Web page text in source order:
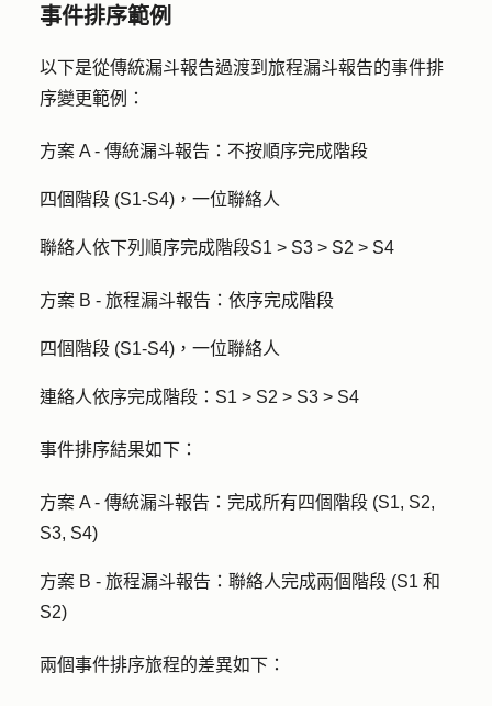
事件排序範例
以下是從傳統漏斗報告過渡到旅程漏斗報告的事件排
序變更範例：
方案 A - 傳統漏斗報告： 不按順序完成階段
四個階段 (S1-S4)，一位聯絡人
聯絡人依下列順序完成階段S1 > S3 > S2 > S4
方案 B - 旅程漏斗報告： 依序完成階段
四個階段 (S1-S4)，一位聯絡人
連絡人依序完成階段：S1 > S2 > S3 > S4
事件排序結果如下：
方案 A - 傳統漏斗報告： 完成所有四個階段 (S1, S2,
S3, S4)
方案 B - 旅程漏斗報告： 聯絡人完成兩個階段 (S1 和
S2)
兩個事件排序旅程的差異如下：